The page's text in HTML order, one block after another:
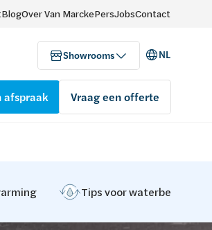
BlogOver Van MarckePersJobsContact
Showrooms NL
afspraak Vraag een offerte
Tips voor